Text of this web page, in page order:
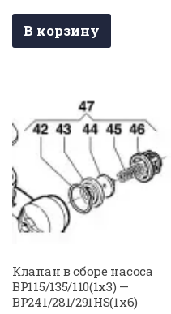
В корзину
Клапан в сборе насоса
BP115/135/110(1х3) —
BP241/281/291HS(1х6)